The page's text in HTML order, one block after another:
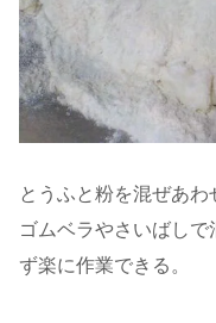
とうふと粉を混ぜあわ
ゴムベラやさいばし
ず楽に作業できる。